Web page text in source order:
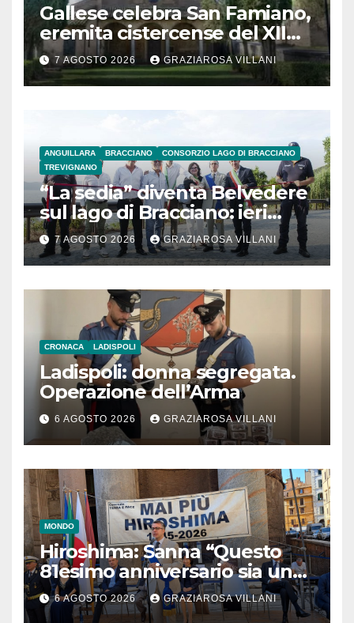
Gallese celebra San Famiano,
eremita cistercense del XII
secolo
7 AGOSTO 2026 GRAZIAROSA VILLANI
ANGUILLARA BRACCIANO
CONSORZIO LAGO DI BRACCIANO
TREVIGNANO
“La sedia” diventa Belvedere
sul lago di Bracciano: ieri
l’inaugurazione
7 AGOSTO 2026 GRAZIAROSA VILLANI
CRONACA LADISPOLI
Ladispoli: donna segregata.
Operazione dell’Arma
6 AGOSTO 2026 GRAZIAROSA VILLANI
MONDO
Hiroshima: Sanna “Questo
81esimo anniversario sia un
monito per tutti”
6 AGOSTO 2026 GRAZIAROSA VILLANI